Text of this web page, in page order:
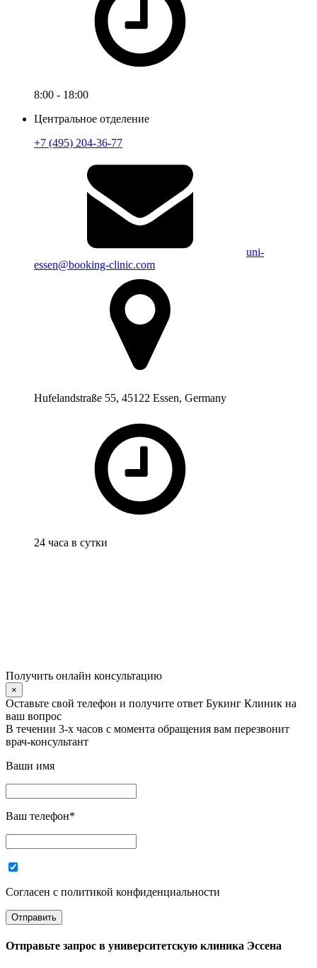
8:00 - 18:00
Центральное отделение
+7 (495) 204-36-77
uni-
essen@booking-clinic.com
Hufelandstraße 55, 45122 Essen, Germany
24 часа в сутки
Получить онлайн консультацию
×
Оставьте свой телефон и получите ответ Букинг Клиник на
ваш вопрос
В течении 3-х часов с момента обращения вам перезвонит
врач-консультант
Ваши имя
Ваш телефон*
Согласен с политикой конфиденциальности
Отправьте запрос в университетскую клиника Эссена